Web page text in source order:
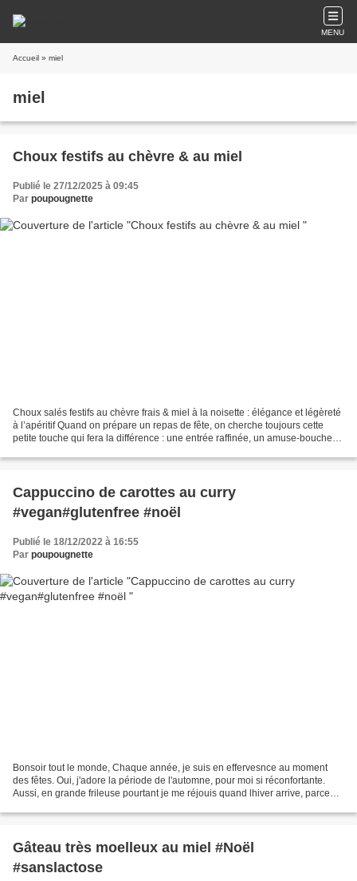
MENU
Accueil » miel
miel
Choux festifs au chèvre & au miel
Publié le 27/12/2025 à 09:45
Par poupougnette
Choux salés festifs au chèvre frais & miel à la noisette : élégance et légèreté
à l’apéritif Quand on prépare un repas de fête, on cherche toujours cette
petite touche qui fera la différence : une entrée raffinée, un amuse-bouche
Cappuccino de carottes au curry
#vegan#glutenfree #noël
Publié le 18/12/2022 à 16:55
Par poupougnette
Bonsoir tout le monde, Chaque année, je suis en effervesnce au moment
des fêtes. Oui, j'adore la période de l'automne, pour moi si réconfortante.
Aussi, en grande frileuse pourtant je me réjouis quand lhiver arrive, parce
Gâteau très moelleux au miel #Noël
#sanslactose